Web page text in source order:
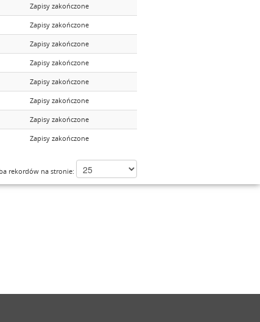
Zapisy zakończone
Zapisy zakończone
Zapisy zakończone
Zapisy zakończone
Zapisy zakończone
Zapisy zakończone
Zapisy zakończone
Zapisy zakończone
rekordów na stronie: